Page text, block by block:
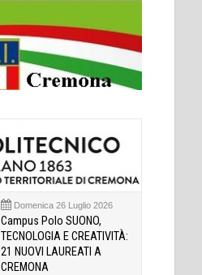
Domenica 26 Luglio 2026
Campus Polo SUONO,
TECNOLOGIA E CREATIVITÀ:
21 NUOVI LAUREATI A
CREMONA